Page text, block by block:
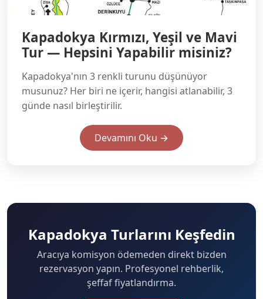
Kapadokya Kırmızı, Yeşil ve Mavi
Tur — Hepsini Yapabilir misiniz?
Kapadokya'nın 3 renkli turunu düşünüyor
musunuz? Her biri ne içerir, hangisi atlanabilir, 3
günde nasıl birleştirilir.
Devamını Oku →
Kapadokya Turlarını Keşfedin
Aracıya komisyon ödemeden direkt bizden
rezervasyon yapın. Profesyonel rehberlik,
şeffaf fiyatlandırma.